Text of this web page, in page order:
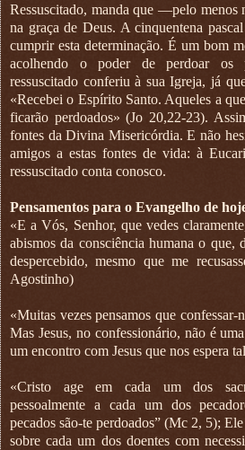
Ressuscitado, manda que —pelo menos
na graça de Deus. A cinquentena
cumprir esta determinação. É um bom
acolhendo o poder de perdoar os
ressuscitado conferiu à sua Igreja, já
«Recebei o Espírito Santo. Aqueles a
ficarão perdoados» (Jo 20,22-23).
fontes da Divina Misericórdia. E não
amigos a estas fontes de vida: à
ressuscitado conta conosco.
Pensamentos para o Evangelho de
«E a Vós, Senhor, que vedes
abismos da consciência humana o que,
despercebido, mesmo que me
Agostinho)
«Muitas vezes pensamos que
Mas Jesus, no confessionário, não é
um encontro com Jesus que nos espera
«Cristo age em cada um dos
pessoalmente a cada um dos
pecados são-te perdoados” (Mc 2, 5);
sobre cada um dos doentes com